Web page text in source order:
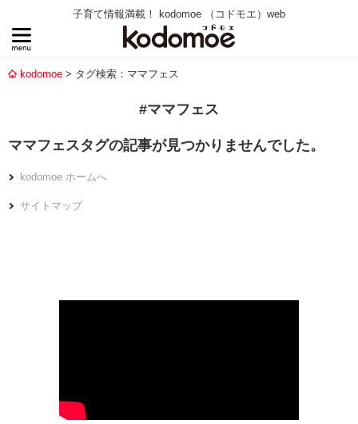
子育て情報満載！ kodomoe （コドモエ）web
kodomoe タグ検索：ママフェス
#ママフェス
ママフェスタグの記事が見つかりませんでした。
kodomoe ホームへ
サイトマップ